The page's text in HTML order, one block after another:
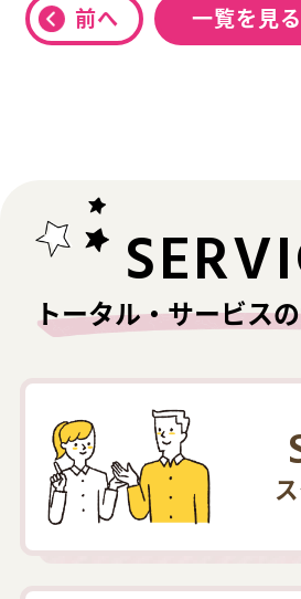
前へ 一覧を見る
トータル・サービス